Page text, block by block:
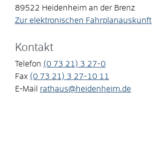
89522 Heidenheim an der Brenz
Zur elektronischen Fahrplanauskunft
Kontakt
Telefon (0 73 21) 3 27-0
Fax (0 73 21) 3 27-10 11
E-Mail
rathaus@heidenheim.de